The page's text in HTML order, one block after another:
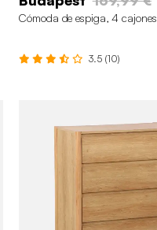
Cómoda de espiga, 4 cajones
3.5 (10)